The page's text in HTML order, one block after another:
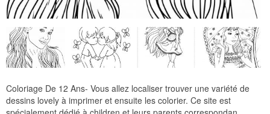
Coloriage De 12 Ans- Vous allez localiser trouver une variété de
dessins lovely à imprimer et ensuite les colorier. Ce site est